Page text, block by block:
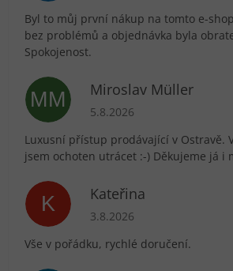
Byl to můj první nákup na tomto e-
bez problémů a objednávka byla
Spokojenost.
MM Miroslav Müller
Hodnocení obchodu je 5 z
5.8.2026
Luxusní přístup prodávající v Ostravě.
jsem ochoten utrácet :-) Děkujeme já i
K Kateřina
Hodnocení obchodu je 5 z
3.8.2026
Vše v pořádku, rychlé doručení.